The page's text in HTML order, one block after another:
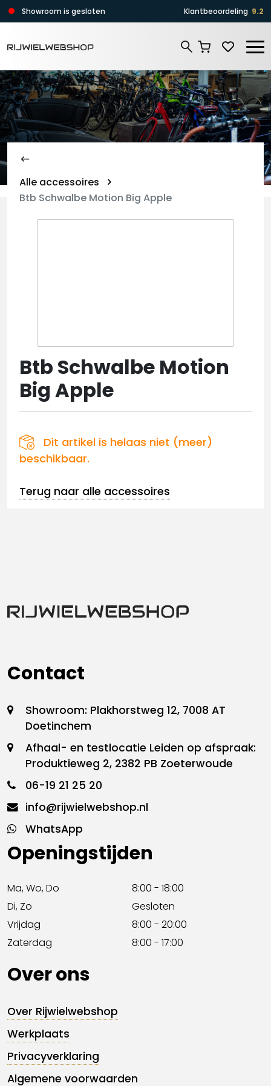
Zoeken
Showroom is gesloten Klantbeoordeling 9.2
Alle accessoires
Btb Schwalbe Motion Big Apple
Btb Schwalbe Motion
Big Apple
Dit artikel is helaas niet (meer)
beschikbaar.
Terug naar alle accessoires
Contact
Showroom: Plakhorstweg 12, 7008 AT
Doetinchem
Afhaal- en testlocatie Leiden op afspraak:
Produktieweg 2, 2382 PB Zoeterwoude
06-19 21 25 20
info@rijwielwebshop.nl
WhatsApp
Openingstijden
Ma, Wo, Do
8:00 - 18:00
Di, Zo
Gesloten
Vrijdag
8:00 - 20:00
Zaterdag
8:00 - 17:00
Over ons
Over Rijwielwebshop
Werkplaats
Privacyverklaring
Algemene voorwaarden